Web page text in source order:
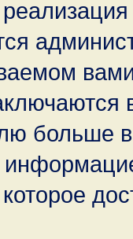
больше